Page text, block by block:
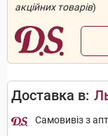
акційних товарів)
Доставка в:
Самовивіз з